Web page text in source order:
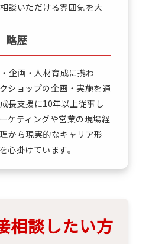
談いただける雰囲気を大
略歴
企画・人材育成に携わ
ショップの企画・実施を通
長支援に10年以上従事し
ケティングや営業の現場経
から現実的なキャリア形
心掛けています。
相談したい方